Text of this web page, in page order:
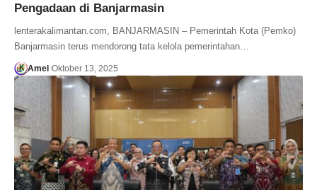
Pengadaan di Banjarmasin
lenterakalimantan.com, BANJARMASIN – Pemerintah Kota (Pemko)
Banjarmasin terus mendorong tata kelola pemerintahan…
Amel Oktober 13, 2025